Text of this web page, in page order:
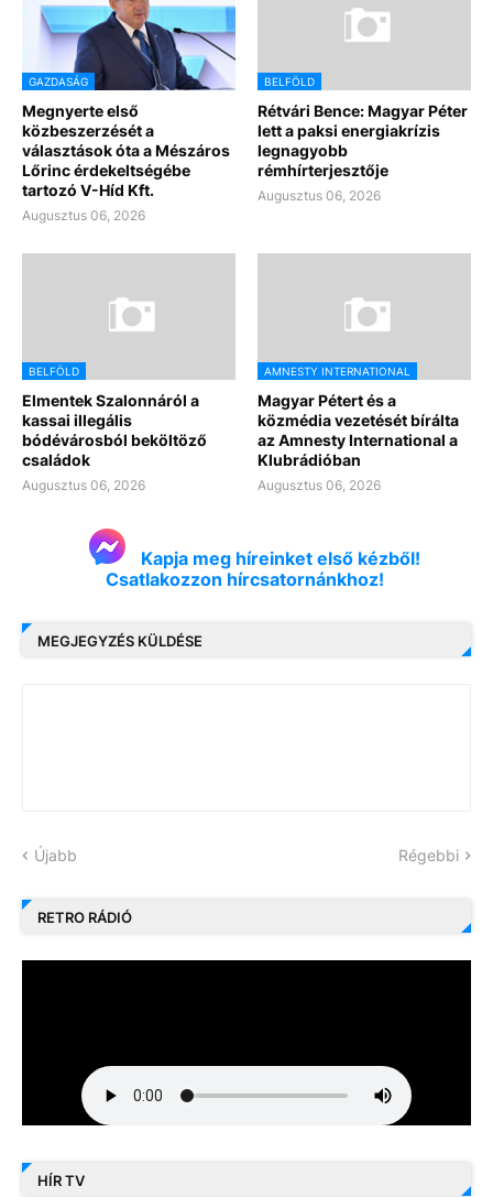
GAZDASÁG
Megnyerte első
közbeszerzését a
választások óta a Mészáros
Lőrinc érdekeltségébe
tartozó V-Híd Kft.
Augusztus 06, 2026
BELFÖLD
Rétvári Bence: Magyar Péter
lett a paksi energiakrízis
legnagyobb
rémhírterjesztője
Augusztus 06, 2026
BELFÖLD
Elmentek Szalonnáról a
kassai illegális
bódévárosból beköltöző
családok
Augusztus 06, 2026
AMNESTY INTERNATIONAL
Magyar Pétert és a
közmédia vezetését bírálta
az Amnesty International a
Klubrádióban
Augusztus 06, 2026
Kapja meg híreinket első kézből!
Csatlakozzon hírcsatornánkhoz!
MEGJEGYZÉS KÜLDÉSE
Újabb Régebbi
RETRO RÁDIÓ
HÍR TV